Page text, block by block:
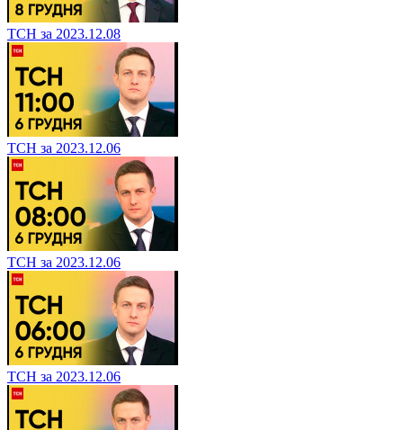
ТСН за 2023.12.08
ТСН за 2023.12.06
ТСН за 2023.12.06
ТСН за 2023.12.06